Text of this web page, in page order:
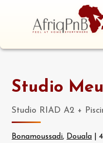
Studio
Studio RIAD A2 +
Bonamoussadi, Douala